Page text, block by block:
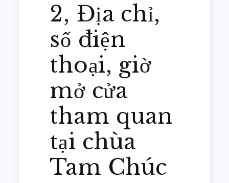
2, Địa chỉ,
số điện
thoại, giờ
mở cửa
tham quan
tại chùa
Tam Chúc